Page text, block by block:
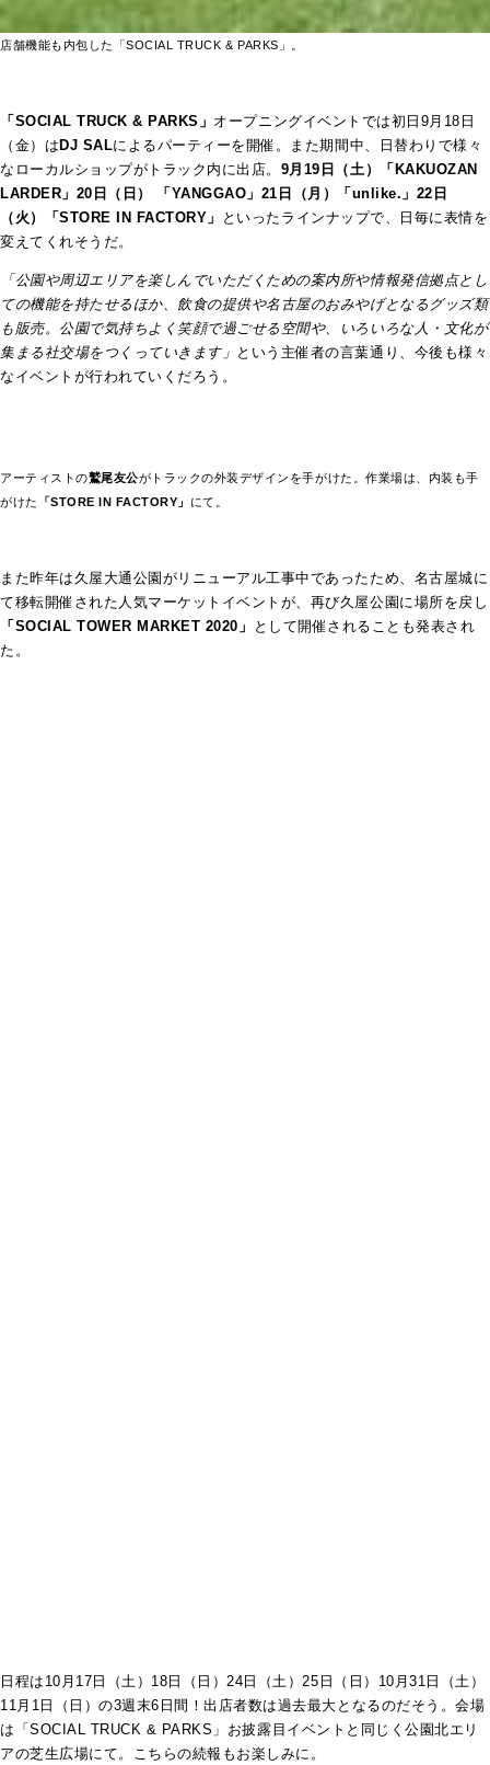
店舗機能も内包した「SOCIAL TRUCK & PARKS」。
「SOCIAL TRUCK & PARKS」 オープニングイベントでは初日9月18日
（金）は DJ SALによるパーティーを開催。また期間中、日替わりで様々
なローカルショップがトラック内に出店。 9月19日（土）「KAKUOZAN
LARDER」20日（日） 「YANGGAO」21日（月）「unlike.」22日
（火）「STORE IN FACTORY」
といったラインナップで、日毎に表情を
変えてくれそうだ。
「公園や周辺エリアを楽しんでいただくための案内所や情報発信拠点とし
ての機能を持たせるほか、飲食の提供や名古屋のおみやげとなるグッズ類
も販売。公園で気持ちよく笑顔で過ごせる空間や、いろいろな人・文化が
集まる社交場をつくっていきます」 という主催者の言葉通り、今後も様々
なイベントが行われていくだろう。
アーティストの鷲尾友公がトラックの外装デザインを手がけた。作業場は、内装も手
がけた
「STORE IN FACTORY」 にて。
また昨年は久屋大通公園がリニューアル工事中であったため、名古屋城に
て移転開催された人気マーケットイベントが、再び久屋公園に場所を戻し
「SOCIAL TOWER MARKET 2020」
として開催されることも発表され
た。
日程は10月17日（土）18日（日）24日（土）25日（日）10月31日（土）
11月1日（日）の3週末6日間！出店者数は過去最大となるのだそう。会場
は「SOCIAL TRUCK & PARKS」お披露目イベントと同じく公園北エリ
アの芝生広場にて。こちらの続報もお楽しみに。